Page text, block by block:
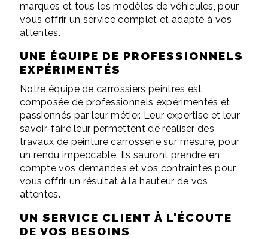
marques et tous les modèles de véhicules, pour
vous offrir un service complet et adapté à vos
attentes.
UNE ÉQUIPE DE PROFESSIONNELS
EXPÉRIMENTÉS
Notre équipe de carrossiers peintres est
composée de professionnels expérimentés et
passionnés par leur métier. Leur expertise et leur
savoir-faire leur permettent de réaliser des
travaux de peinture carrosserie sur mesure, pour
un rendu impeccable. Ils sauront prendre en
compte vos demandes et vos contraintes pour
vous offrir un résultat à la hauteur de vos
attentes.
UN SERVICE CLIENT À L'ÉCOUTE
DE VOS BESOINS